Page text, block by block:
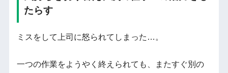
たらす
ミスをして上司に怒られてしまった…。
一つの作業をようやく終えられても、またすぐ別の